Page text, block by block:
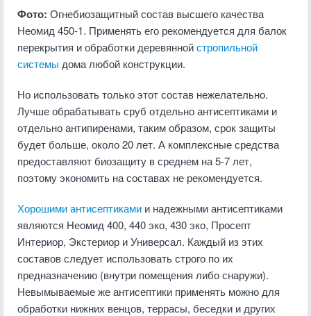
Фото: Огнебиозащитный состав высшего качества
Неомид 450-1. Применять его рекомендуется для балок
перекрытия и обработки деревяннойстропильной
системы дома любой конструкции.
Но использовать только этот состав нежелательно.
Лучше обрабатывать сруб отдельно антисептиками и
отдельно антипиренами, таким образом, срок защиты
будет больше, около 20 лет. А комплексные средства
предоставляют биозащиту в среднем на 5-7 лет,
поэтому экономить на составах не рекомендуется.
Хорошими антисептиками и надежными антисептиками
являются Неомид 400, 440 эко, 430 эко, Просепт
Интериор, Экстериор и Универсал. Каждый из этих
составов следует использовать строго по их
предназначению (внутри помещения либо снаружи).
Невымываемые же антисептики применять можно для
обработки нижних венцов, террасы, беседки и других